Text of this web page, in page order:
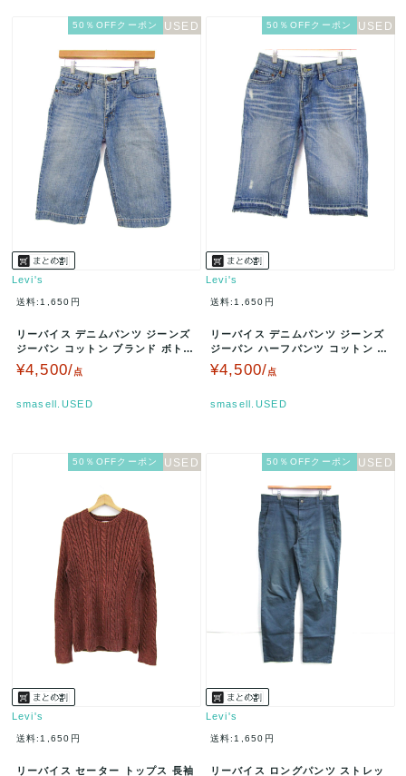
50％OFFクーポン
Levi's
送料:1,650円
リーバイス デニムパンツ ジーンズ
ジーパン コットン ブランド ボトム
ス メンズ 28サイズ ブル…
¥4,500/点
smasell.USED
50％OFFクーポン
Levi's
送料:1,650円
リーバイス デニムパンツ ジーンズ
ジーパン ハーフパンツ コットン ブ
ランド 505 メンズ 28…
¥4,500/点
smasell.USED
50％OFFクーポン
Levi's
送料:1,650円
リーバイス セーター トップス 長袖
50％OFFクーポン
Levi's
送料:1,650円
リーバイス ロングパンツ ストレッ